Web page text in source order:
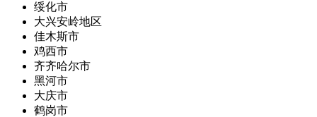
绥化市
大兴安岭地区
佳木斯市
鸡西市
齐齐哈尔市
黑河市
大庆市
鹤岗市